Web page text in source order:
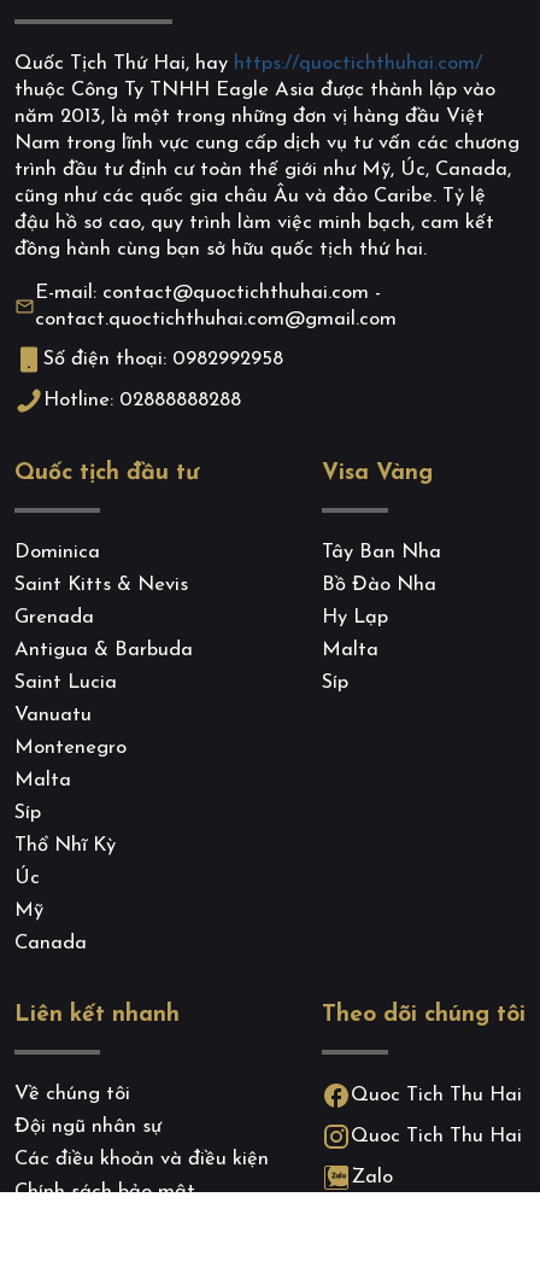
Quốc Tịch Thứ Hai, hay https://quoctichthuhai.com/
thuộc Công Ty TNHH Eagle Asia được thành lập vào
năm 2013, là một trong những đơn vị hàng đầu Việt
Nam trong lĩnh vực cung cấp dịch vụ tư vấn các chương
trình đầu tư định cư toàn thế giới như Mỹ, Úc, Canada,
cũng như các quốc gia châu Âu và đảo Caribe. Tỷ lệ
đậu hồ sơ cao, quy trình làm việc minh bạch, cam kết
đồng hành cùng bạn sở hữu quốc tịch thứ hai.
E-mail: contact@quoctichthuhai.com -
contact.quoctichthuhai.com@gmail.com
Số điện thoại: 0982992958
Hotline: 02888888288
Quốc tịch đầu tư
Dominica
Saint Kitts & Nevis
Grenada
Antigua & Barbuda
Saint Lucia
Vanuatu
Montenegro
Malta
Síp
Thổ Nhĩ Kỳ
Úc
Mỹ
Canada
Visa Vàng
Tây Ban Nha
Bồ Đào Nha
Hy Lạp
Malta
Síp
Liên kết nhanh
Về chúng tôi
Đội ngũ nhân sự
Các điều khoản và điều kiện
Chính sách bảo mật
Theo dõi chúng tôi
Quoc Tich Thu Hai
Quoc Tich Thu Hai
Zalo